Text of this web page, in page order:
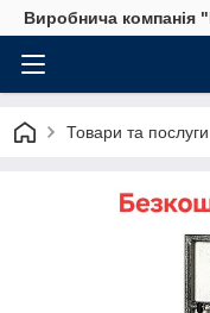
Виробнича компанія
Товари та послуги